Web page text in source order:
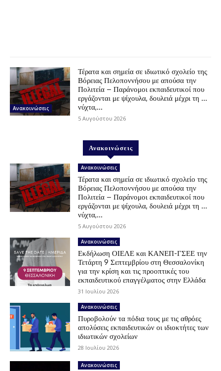
Ανακοινώσεις
Τέρατα και σημεία σε ιδιωτικό σχολείο της
Βόρειας Πελοποννήσου με απούσα την
Πολιτεία – Παράνομοι εκπαιδευτικοί που
εργάζονται με ψίχουλα, δουλειά μέχρι τη …
νύχτα,...
5 Αυγούστου 2026
Ανακοινώσεις
Ανακοινώσεις
Τέρατα και σημεία σε ιδιωτικό σχολείο της
Βόρειας Πελοποννήσου με απούσα την
Πολιτεία – Παράνομοι εκπαιδευτικοί που
εργάζονται με ψίχουλα, δουλειά μέχρι τη …
νύχτα,...
5 Αυγούστου 2026
Ανακοινώσεις
Εκδήλωση ΟΙΕΛΕ και ΚΑΝΕΠ-ΓΣΕΕ την
Τετάρτη 9 Σεπτεμβρίου στη Θεσσαλονίκη
για την κρίση και τις προοπτικές του
εκπαιδευτικού επαγγέλματος στην Ελλάδα
31 Ιουλίου 2026
Ανακοινώσεις
Πυροβολούν τα πόδια τους με τις αθρόες
απολύσεις εκπαιδευτικών οι ιδιοκτήτες των
ιδιωτικών σχολείων
28 Ιουλίου 2026
Ανακοινώσεις